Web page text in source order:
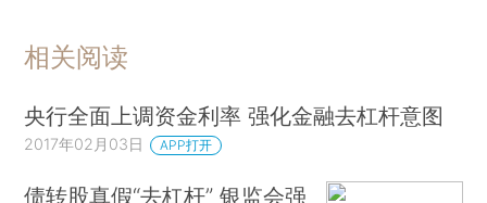
相关阅读
央行全面上调资金利率 强化金融去杠杆意图
2017年02月03日 APP打开
债转股真假“去杠杆” 银监会强